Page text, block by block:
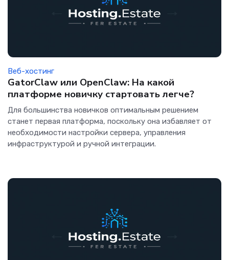
Веб-хостинг
GatorClaw или OpenClaw: На какой
платформе новичку стартовать легче?
Для большинства новичков оптимальным решением
станет первая платформа, поскольку она избавляет от
необходимости настройки сервера, управления
инфраструктурой и ручной интеграции.